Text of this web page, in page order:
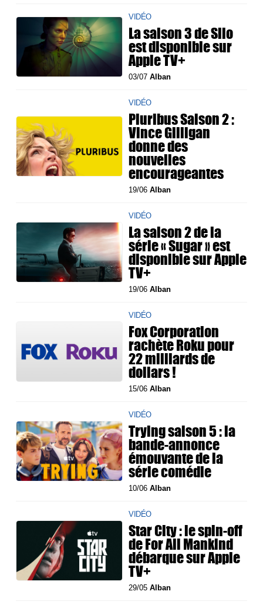
VIDÉO
La saison 3 de Silo
est disponible sur
Apple TV+
03/07Alban
VIDÉO
Pluribus Saison 2 :
Vince Gilligan
donne des
nouvelles
encourageantes
19/06Alban
VIDÉO
La saison 2 de la
série « Sugar » est
disponible sur Apple
TV+
19/06Alban
VIDÉO
Fox Corporation
rachète Roku pour
22 milliards de
dollars !
15/06Alban
VIDÉO
Trying saison 5 : la
bande-annonce
émouvante de la
série comédie
10/06Alban
VIDÉO
Star City : le spin-off
de For All Mankind
débarque sur Apple
TV+
29/05Alban